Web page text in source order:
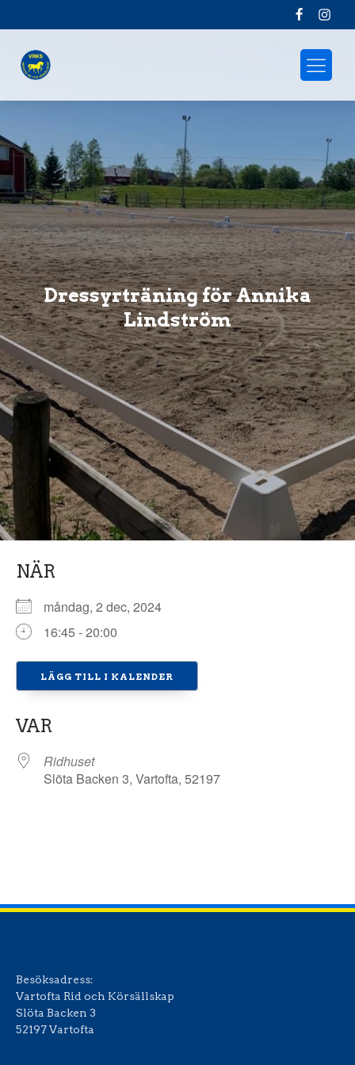
Dressyrträning för Annika
Lindström
NÄR
måndag, 2 dec, 2024
16:45 - 20:00
LÄGG TILL I KALENDER
VAR
Ridhuset
Slöta Backen 3, Vartofta, 52197
Besöksadress:
Vartofta Rid och Körsällskap
Slöta Backen 3
52197 Vartofta